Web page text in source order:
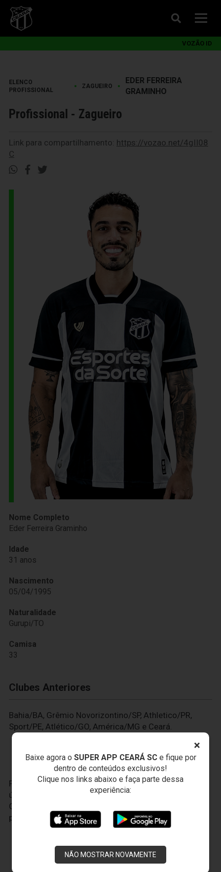
×
Baixe agora o SUPER APP CEARÁ SCe fique por
dentro de conteúdos exclusivos!
Clique nos links abaixo e faça parte dessa
experiência:
NÃO MOSTRAR NOVAMENTE
VOZÃO ID
ELENCO
PROFISSIONAL
• ZAGUEIRO •
EDER FERREIRA
GRAMINHO
Profissional - Zagueiro
Link para compartilhamento: https://vozao.net/4gII08
C
Nome Completo
Eder Ferreira Graminho
Idade
31 anos
Nascimento
05/04/1995
Naturalidade
Gurupi/TO
Camisa
33
Clubes Anteriores
Bahia/BA, Grêmio Novorizontino/SP, Athletico/PR,
Sport/PE, Atlético/GO, América/MG e Ceará.
Faça seu cadastro noVozaoID.com, é a sua conta
única para todo o universo do Ceará Sporting Club.
Com ela, você terá uma experiência cada vez mais
personalizada.
JOGOS DOVOZÃO